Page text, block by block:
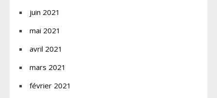
juin 2021
mai 2021
avril 2021
mars 2021
février 2021